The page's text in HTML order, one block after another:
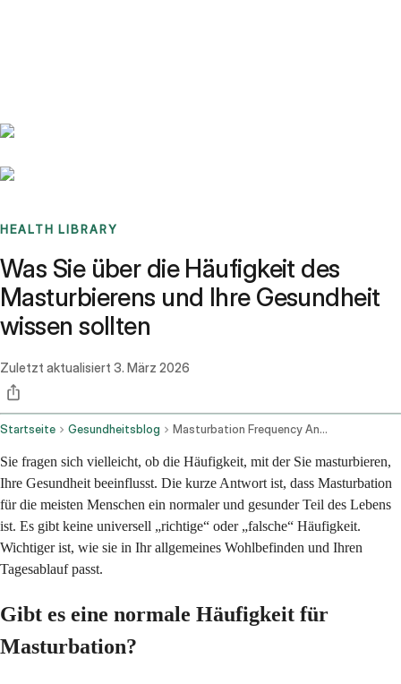
HEALTH LIBRARY
Was Sie über die Häufigkeit des
Masturbierens und Ihre Gesundheit
wissen sollten
Zuletzt aktualisiert 3. März 2026
Startseite Gesundheitsblog Masturbation Frequency And Potential Health Impacts
Sie fragen sich vielleicht, ob die Häufigkeit, mit der Sie masturbieren,
Ihre Gesundheit beeinflusst. Die kurze Antwort ist, dass Masturbation
für die meisten Menschen ein normaler und gesunder Teil des Lebens
ist. Es gibt keine universell „richtige“ oder „falsche“ Häufigkeit.
Wichtiger ist, wie sie in Ihr allgemeines Wohlbefinden und Ihren
Tagesablauf passt.
Gibt es eine normale Häufigkeit für
Masturbation?